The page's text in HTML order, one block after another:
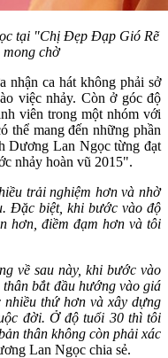
tại "Chị Đẹp Đạp Gió Rẽ
chờ
nhận ca hát không phải sở
việc nhảy. Còn ở góc độ
viên trong một nhóm với
thể mang đến những phần
Dương Lan Ngọc từng đạt
nhảy hoàn vũ 2015".
trải nghiệm hơn và nhờ
Đặc biệt, khi bước vào độ
hơn, điềm đạm hơn và tôi
về sau này, khi bước vào
bắt đầu hướng vào giá
thứ hơn và xây dựng
đời. Ở độ tuổi 30 thì tôi
thân không còn phải xác
Lan Ngọc chia sẻ.